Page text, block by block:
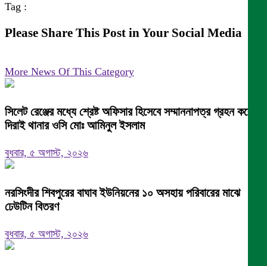
Tag :
Please Share This Post in Your Social Media
More News Of This Category
সিলেট রেঞ্জের মধ্যে শ্রেষ্ট অফিসার হিসেবে সম্মাননাপত্র গ্রহন করেন
দিরাই থানার ওসি মোঃ আমিনুল ইসলাম
বুধবার, ৫ অগাস্ট, ২০২৬
নরসিংদীর শিবপুরের বাঘাব ইউনিয়নের ১০ অসহায় পরিবারের মাঝে
ঢেউটিন বিতরণ
বুধবার, ৫ অগাস্ট, ২০২৬